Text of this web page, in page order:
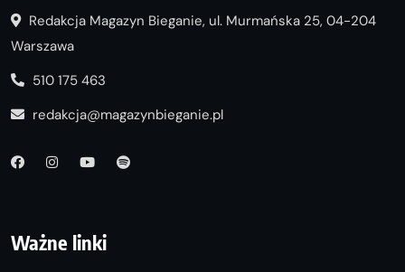
Redakcja Magazyn Bieganie, ul. Murmańska 25, 04-204
Warszawa
510 175 463
redakcja@magazynbieganie.pl
Ważne linki